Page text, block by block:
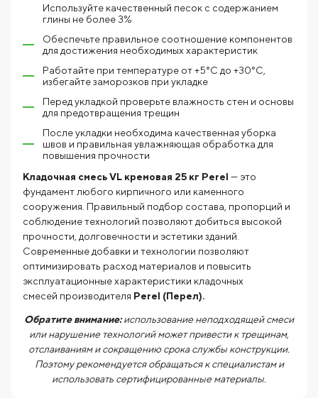
Используйте качественный песок с содержанием
глины не более 3%
Обеспечьте правильное соотношение компонентов
для достижения необходимых характеристик
Работайте при температуре от +5°C до +30°C,
избегайте заморозков при укладке
Перед укладкой проверьте влажность стен и основы
для предотвращения трещин
После укладки необходима качественная уборка
швов и правильная увлажняющая обработка для
повышения прочности
Кладочная смесь VL кремовая 25 кг Perel — это
фундамент любого кирпичного или каменного
сооружения. Правильный подбор состава, пропорций и
соблюдение технологий позволяют добиться высокой
прочности, долговечности и эстетики зданий.
Современные добавки и технологии позволяют
оптимизировать расход материалов и повысить
эксплуатационные характеристики кладочных
смесей производителя Perel (Перел).
Обратите внимание:использование неподходящей смеси
или нарушение технологий может привести к трещинам,
отслаиваниям и сокращению срока службы конструкции.
Поэтому рекомендуется обращаться к специалистам и
использовать сертифицированные материалы.